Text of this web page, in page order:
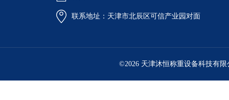
联系地址：天津市北辰区可信产业园对面
©2026 天津沐恒称重设备科技有